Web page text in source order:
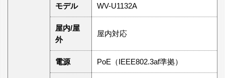
モデル WV-U1132A
屋内/屋
外
屋内対応
電源 PoE（IEEE802.3af準拠）